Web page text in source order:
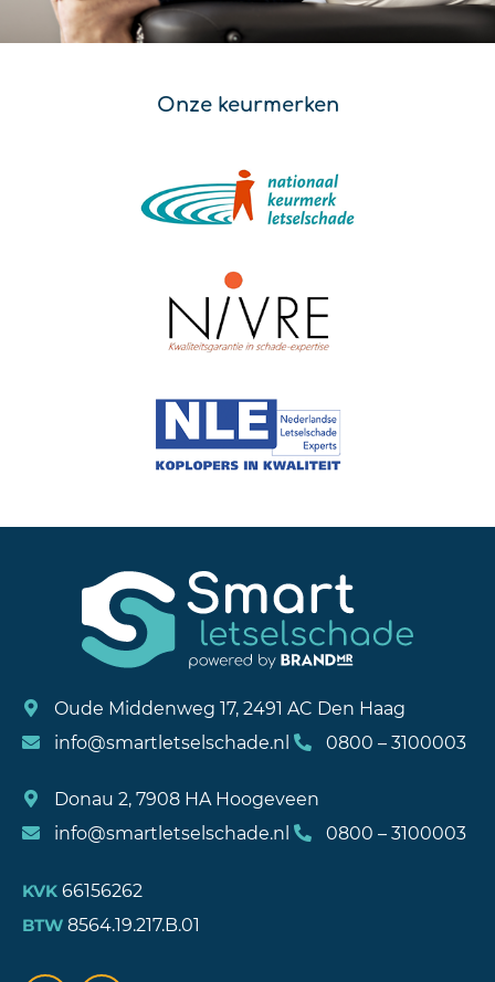
Onze keurmerken
Oude Middenweg 17, 2491 AC Den Haag
info@smartletselschade.nl
0800 – 3100003
Donau 2, 7908 HA Hoogeveen
info@smartletselschade.nl
0800 – 3100003
KVK 66156262
BTW 8564.19.217.B.01